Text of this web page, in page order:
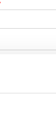
LeCrociere.